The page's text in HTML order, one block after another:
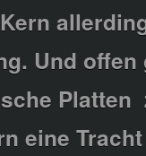
Und offen
Platten
eine